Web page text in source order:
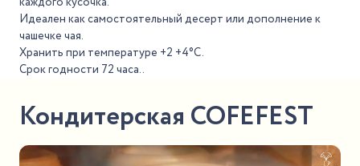
Идеален как самостоятельный десерт или дополнение к
чашечке чая.
Хранить при температуре +2 +4°С.
Срок годности 72 часа..
Кондитерская COFEFEST